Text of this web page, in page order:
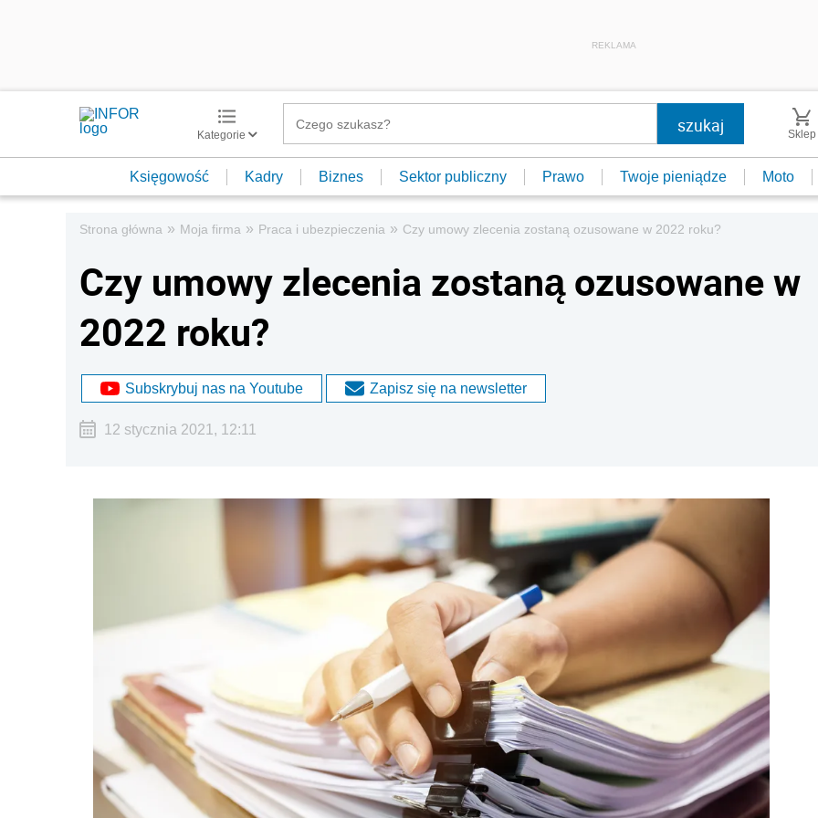
REKLAMA
Kategorie Sklep
Księgowość Kadry Biznes Sektor publiczny Prawo Twoje pieniądze Moto
Strona główna » Moja firma » Praca i ubezpieczenia » Czy umowy zlecenia zostaną ozusowane w 2022 roku?
Czy umowy zlecenia zostaną ozusowane w
2022 roku?
Subskrybuj nas na Youtube Zapisz się na newsletter
12 stycznia 2021, 12:11